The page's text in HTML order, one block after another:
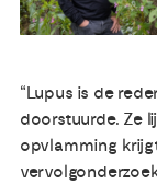
“Lupus is de
doorstuurde. Ze
opvlamming